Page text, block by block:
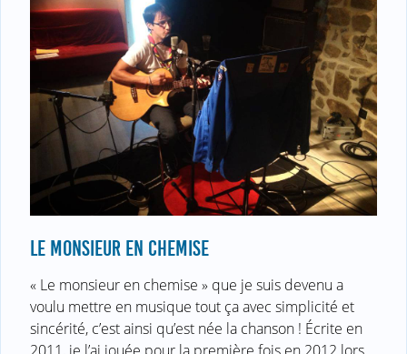
LE MONSIEUR EN CHEMISE
« Le monsieur en chemise » que je suis devenu a
voulu mettre en musique tout ça avec simplicité et
sincérité, c’est ainsi qu’est née la chanson ! Écrite en